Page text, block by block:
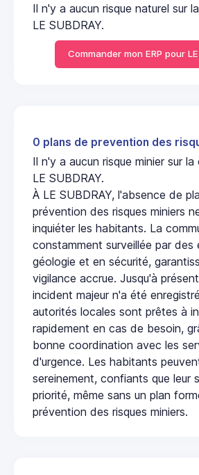
Il n'y a aucun risque naturel sur
LE SUBDRAY.
Commander mon ERP pour LE
0 plans de prevention des
Il n'y a aucun risque minier sur
LE SUBDRAY.
À LE SUBDRAY, l'absence de
prévention des risques miniers
inquiéter les habitants. La
constamment surveillée par des
géologie et en sécurité,
vigilance accrue. Jusqu'à
incident majeur n'a été
autorités locales sont prêtes à
rapidement en cas de besoin,
bonne coordination avec les
d'urgence. Les habitants
sereinement, confiants que leur
priorité, même sans un plan
prévention des risques miniers.